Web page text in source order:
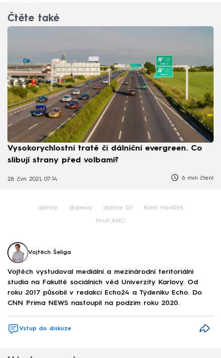
Čtěte také
Vysokorychlostní tratě či dálniční evergreen. Co
slibují strany před volbami?
28. čvn 2021, 07:14 6 min čtení
dálnice doprava dálnice D1 Karel Havlíček
hnutí ANO
Vojtěch Šeliga
Vojtěch vystudoval mediální a mezinárodní teritoriální
studia na Fakultě sociálních věd Univerzity Karlovy. Od
roku 2017 působil v redakci Echo24 a Týdeníku Echo. Do
CNN Prima NEWS nastoupil na podzim roku 2020.
Vstup do diskuze